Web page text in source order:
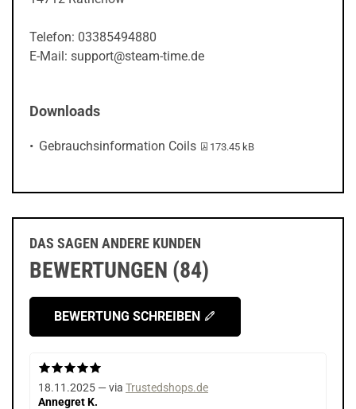
Telefon: 03385494880
E-Mail: support@steam-time.de
Downloads
Gebrauchsinformation Coils PDF-Datei:
173.45 kB
DAS SAGEN ANDERE KUNDEN
BEWERTUNGEN (84)
BEWERTUNG SCHREIBEN
18.11.2025 — via Trustedshops.de
Annegret K.